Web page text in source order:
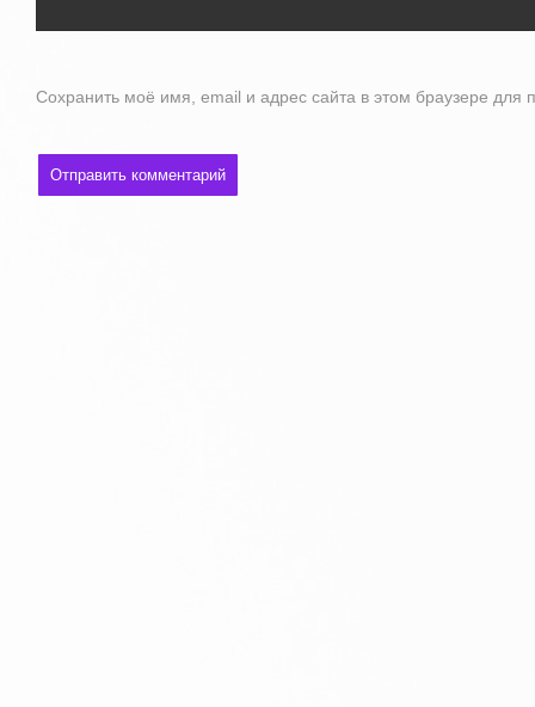
Сохранить моё имя, email и адрес сайта в этом браузере